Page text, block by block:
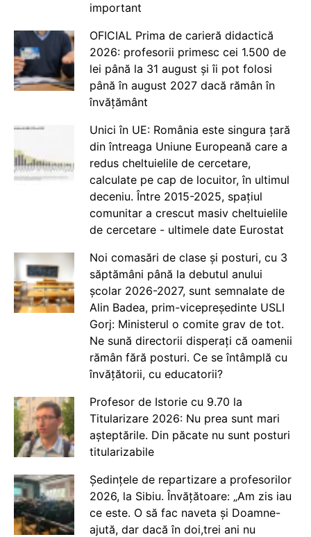
important
OFICIAL Prima de carieră didactică
2026: profesorii primesc cei 1.500 de
lei până la 31 august și îi pot folosi
până în august 2027 dacă rămân în
învățământ
Unici în UE: România este singura țară
din întreaga Uniune Europeană care a
redus cheltuielile de cercetare,
calculate pe cap de locuitor, în ultimul
deceniu. Între 2015-2025, spațiul
comunitar a crescut masiv cheltuielile
de cercetare - ultimele date Eurostat
Noi comasări de clase și posturi, cu 3
săptămâni până la debutul anului
școlar 2026-2027, sunt semnalate de
Alin Badea, prim-vicepreședinte USLI
Gorj: Ministerul o comite grav de tot.
Ne sună directorii disperați că oamenii
rămân fără posturi. Ce se întâmplă cu
învățătorii, cu educatorii?
Profesor de Istorie cu 9.70 la
Titularizare 2026: Nu prea sunt mari
așteptările. Din păcate nu sunt posturi
titularizabile
Ședințele de repartizare a profesorilor
2026, la Sibiu. Învățătoare: „Am zis iau
ce este. O să fac naveta și Doamne-
ajută, dar dacă în doi,trei ani nu